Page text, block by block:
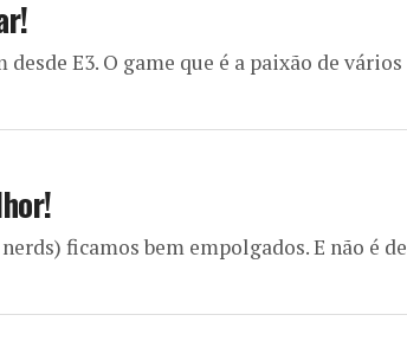
E3. O game que é a paixão de vários
ficamos bem empolgados. E não é de